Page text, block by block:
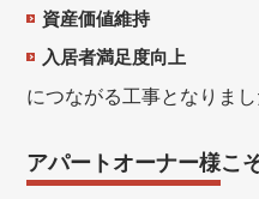
資産価値維持
入居者満足度向上
につながる工事となりまし
アパートオーナー様こ